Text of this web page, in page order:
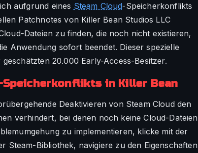
aufgrund eines Steam Cloud-Speicherkonflikts
Patchnotes von Killer Bean Studios LLC
Dateien zu finden, die noch nicht existieren,
Anwendung sofort beendet. Dieser spezielle
20.000 Early-Access-Besitzer.
Speicherkonflikts in Killer Bean
Deaktivieren von Steam Cloud den
verhindert, bei denen noch keine Cloud-Dateien
zu implementieren, klicke mit der
Steam-Bibliothek, navigiere zu den Eigenschaften